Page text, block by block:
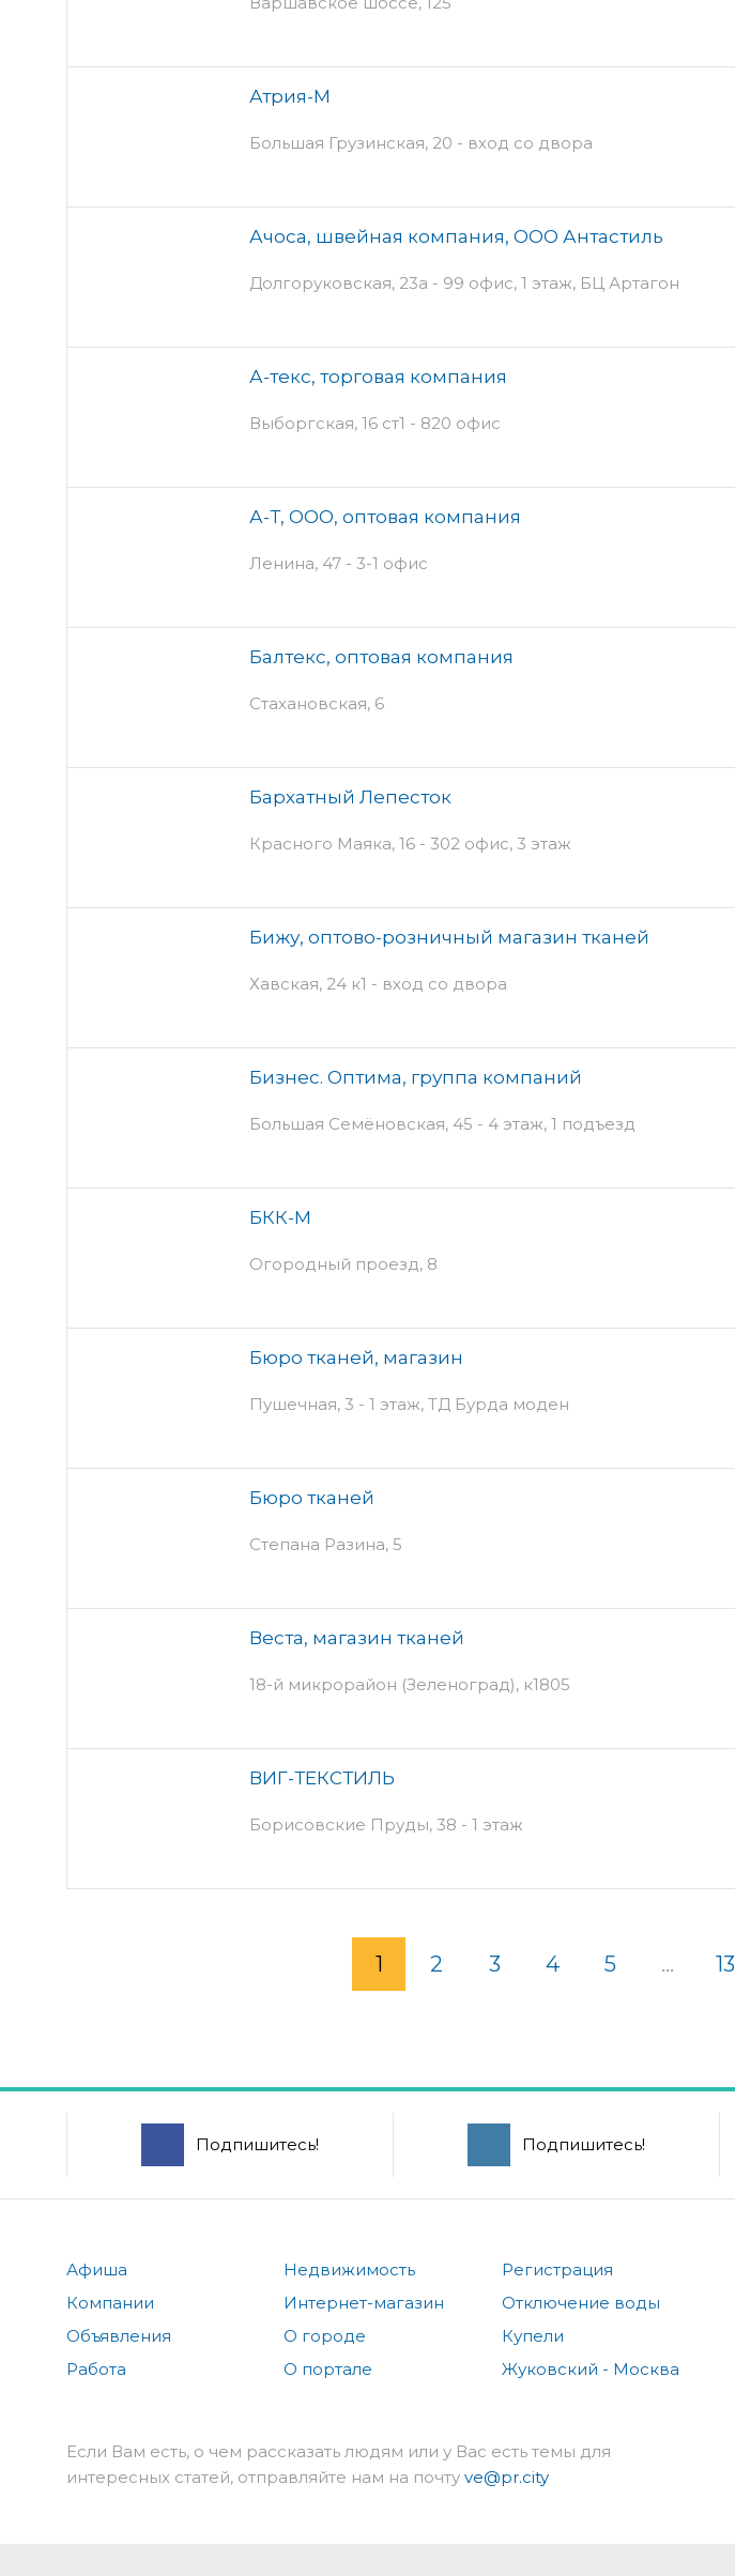
Атрия-М
Большая Грузинская, 20 - вход со двора
Ачоса, швейная компания, ООО Антастиль
Долгоруковская, 23а - 99 офис, 1 этаж, БЦ Артагон
А-текс, торговая компания
Выборгская, 16 ст1 - 820 офис
А-Т, ООО, оптовая компания
Ленина, 47 - 3-1 офис
Балтекс, оптовая компания
Стахановская, 6
Бархатный Лепесток
Красного Маяка, 16 - 302 офис, 3 этаж
Бижу, оптово-розничный магазин тканей
Хавская, 24 к1 - вход со двора
Бизнес. Оптима, группа компаний
Большая Семёновская, 45 - 4 этаж, 1 подъезд
БКК-М
Огородный проезд, 8
Бюро тканей, магазин
Пушечная, 3 - 1 этаж, ТД Бурда моден
Бюро тканей
Степана Разина, 5
Веста, магазин тканей
18-й микрорайон (Зеленоград), к1805
ВИГ-ТЕКСТИЛЬ
Борисовские Пруды, 38 - 1 этаж
1 2 3 4 5 ... 13
Подпишитесь! Подпишитесь!
Афиша
Компании
Объявления
Работа
Недвижимость
Интернет-магазин
О городе
О портале
Регистрация
Отключение воды
Купели
Жуковский - Москва
Если Вам есть, о чем рассказать людям или у Вас есть темы для
интересных статей, отправляйте нам на почту ve@pr.city